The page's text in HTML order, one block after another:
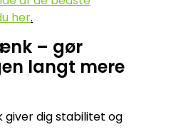
her.
– gør
langt mere
dig stabilitet og